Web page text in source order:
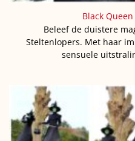
Black
Beleef de duistere
Steltenlopers. Met haar
sensuele